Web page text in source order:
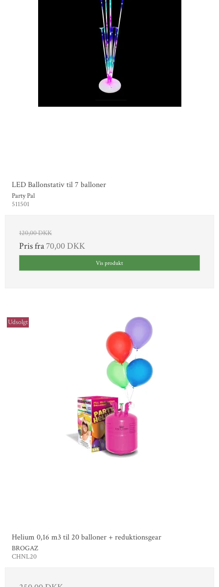
LED Ballonstativ til 7 balloner
Party Pal
511501
120,00 DKK
Pris fra70,00 DKK
Vis produkt
Udsolgt
Helium 0,16 m3 til 20 balloner + reduktionsgear
BROGAZ
CHNL20